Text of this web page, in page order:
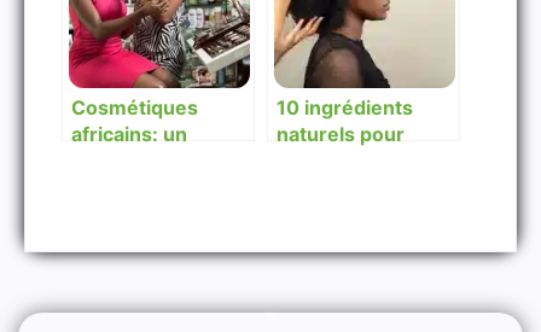
Cosmétiques
africains: un
10 ingrédients
naturels pour